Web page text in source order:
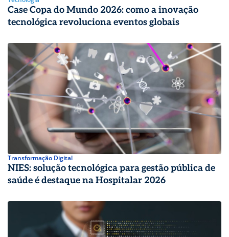
Case Copa do Mundo 2026: como a inovação
tecnológica revoluciona eventos globais
Transformação Digital
NIES: solução tecnológica para gestão pública de
saúde é destaque na Hospitalar 2026